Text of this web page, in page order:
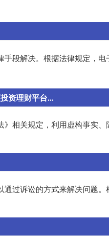
段解决。根据法律规定，
资理财平台...
相关规定，利用虚构事实
过诉讼的方式来解决问题